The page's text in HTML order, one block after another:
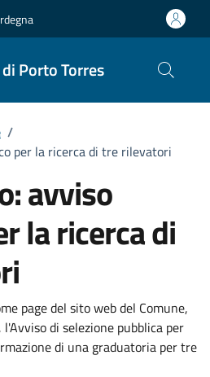
Porto Torres
/
per la ricerca di tre rilevatori
avviso
la ricerca di
notizia
page del sito web del Comune,
di selezione pubblica per
di una graduatoria per tre